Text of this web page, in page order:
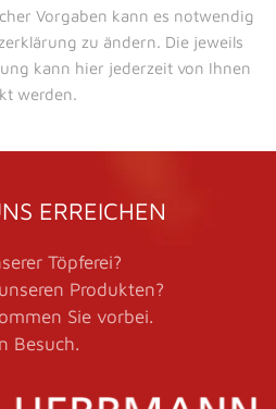
Vorgaben kann es notwendig
zu ändern. Die jeweils
kann hier jederzeit von Ihnen
werden.
ERREICHEN
Töpferei?
Produkten?
Sie vorbei.
Besuch.